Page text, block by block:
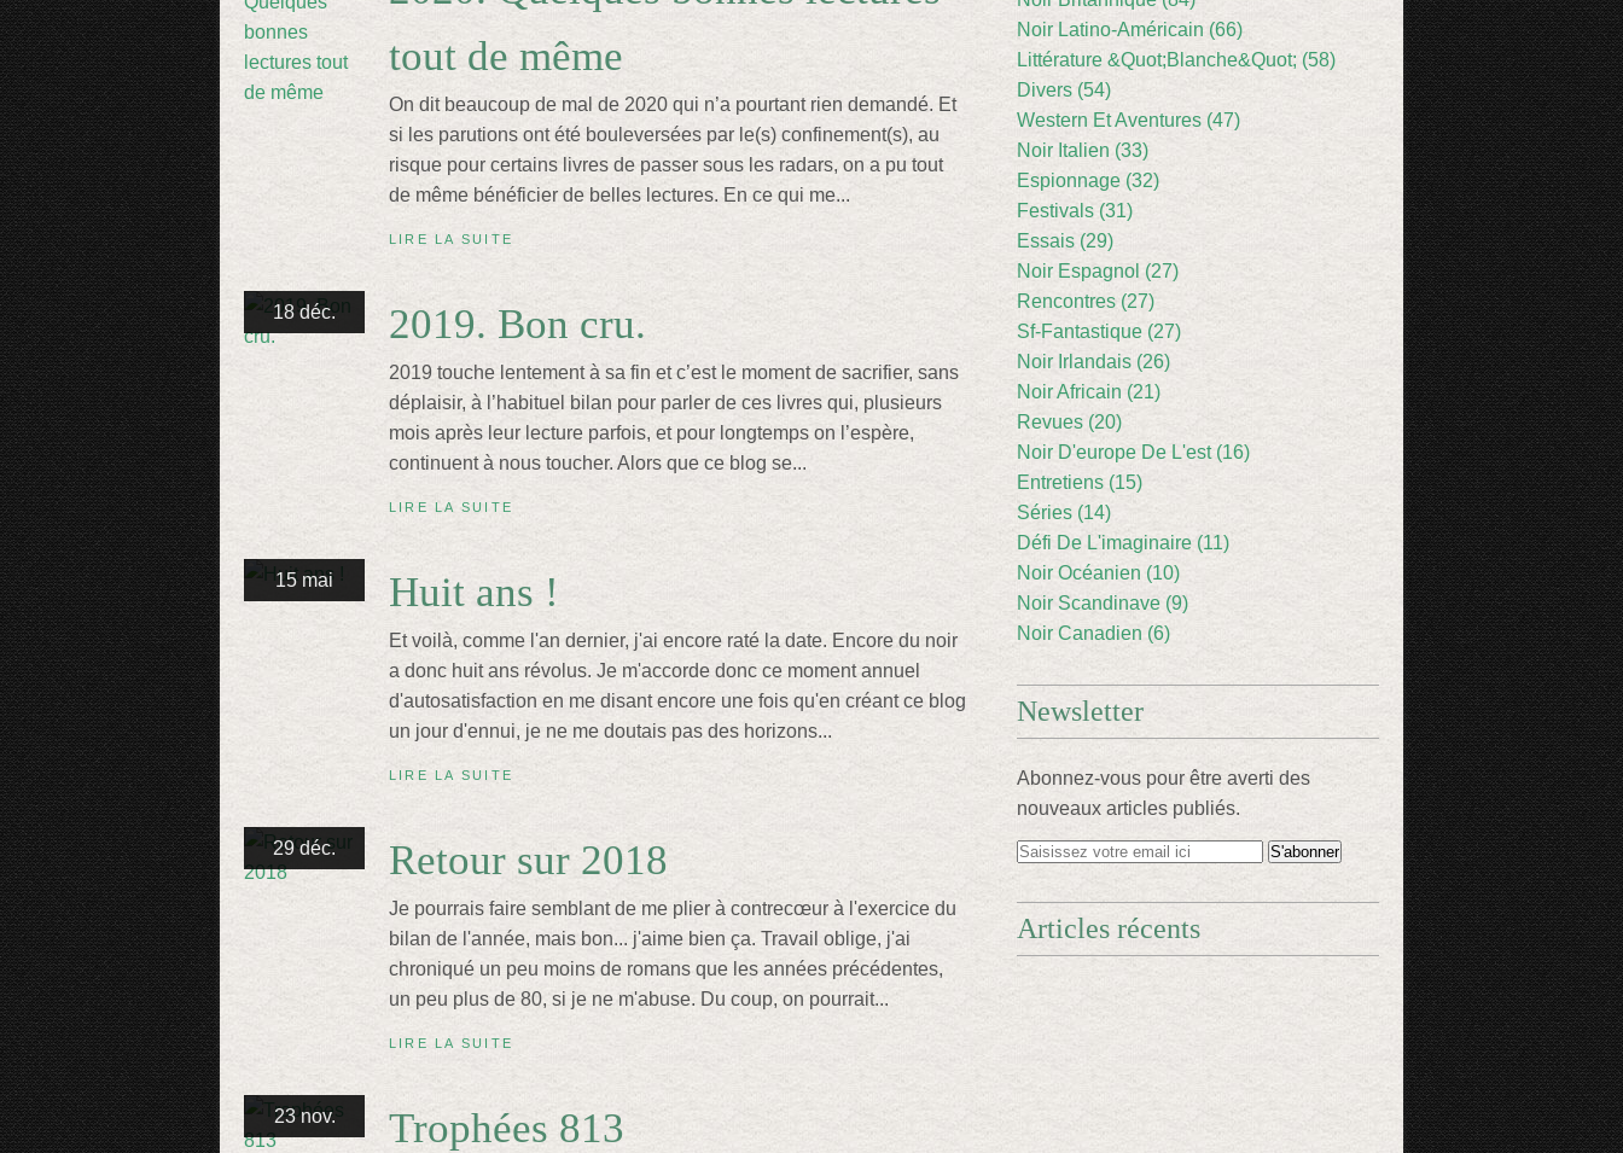
tout de même
On dit beaucoup de mal de 2020 qui n’a pourtant rien demandé. Et
si les parutions ont été bouleversées par le(s) confinement(s), au
risque pour certains livres de passer sous les radars, on a pu tout
de même bénéficier de belles lectures. En ce qui me...
LIRE LA SUITE
18 déc. 2019. Bon cru.
2019 touche lentement à sa fin et c’est le moment de sacrifier, sans
déplaisir, à l’habituel bilan pour parler de ces livres qui, plusieurs
mois après leur lecture parfois, et pour longtemps on l’espère,
continuent à nous toucher. Alors que ce blog se...
LIRE LA SUITE
15 mai Huit ans !
Et voilà, comme l'an dernier, j'ai encore raté la date. Encore du noir
a donc huit ans révolus. Je m'accorde donc ce moment annuel
d'autosatisfaction en me disant encore une fois qu'en créant ce blog
un jour d'ennui, je ne me doutais pas des horizons...
LIRE LA SUITE
29 déc. Retour sur 2018
Je pourrais faire semblant de me plier à contrecœur à l'exercice du
bilan de l'année, mais bon... j'aime bien ça. Travail oblige, j'ai
chroniqué un peu moins de romans que les années précédentes,
un peu plus de 80, si je ne m'abuse. Du coup, on pourrait...
LIRE LA SUITE
23 nov. Trophées 813
Noir Latino-Américain (66)
Littérature &Quot;Blanche&Quot; (58)
Divers (54)
Western Et Aventures (47)
Noir Italien (33)
Espionnage (32)
Festivals (31)
Essais (29)
Noir Espagnol (27)
Rencontres (27)
Sf-Fantastique (27)
Noir Irlandais (26)
Noir Africain (21)
Revues (20)
Noir D'europe De L'est (16)
Entretiens (15)
Séries (14)
Défi De L'imaginaire (11)
Noir Océanien (10)
Noir Scandinave (9)
Noir Canadien (6)
Newsletter
Abonnez-vous pour être averti des
nouveaux articles publiés.
Articles récents